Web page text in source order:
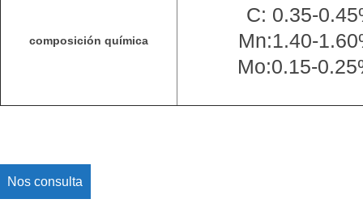
composición química
C: 0.35-
Mn:1.40-
Mo:0.15-
Nos consulta